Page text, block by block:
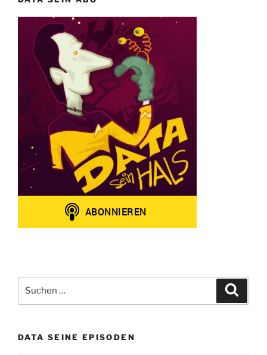
nach:
DATA SEINE EPISODEN